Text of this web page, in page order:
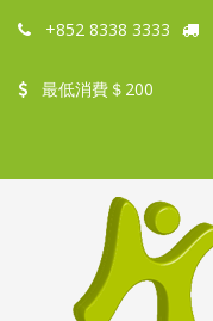
+852 8338 3333
最低消費＄200